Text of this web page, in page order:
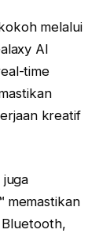
melalui
AI
time
kreatif
memastikan